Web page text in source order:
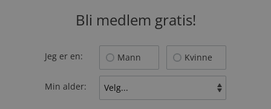
Bli medlem gratis!
Jeg er en: Mann Kvinne
Min alder: